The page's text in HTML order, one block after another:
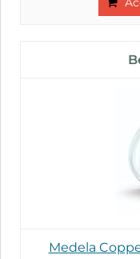
Medela